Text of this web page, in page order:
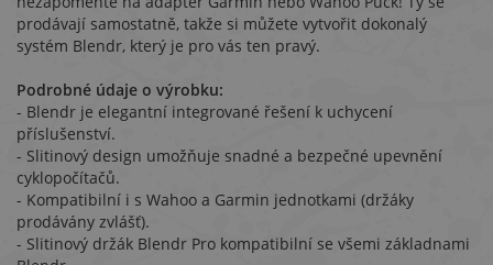
prodávají samostatně, takže si můžete vytvořit dokonalý
systém Blendr, který je pro vás ten pravý.
Podrobné údaje o výrobku:
- Blendr je elegantní integrované řešení k uchycení
příslušenství.
- Slitinový design umožňuje snadné a bezpečné upevnění
cyklopočítačů.
- Kompatibilní i s Wahoo a Garmin jednotkami (držáky
prodávány zvlášť).
- Slitinový držák Blendr Pro kompatibilní se všemi základnami